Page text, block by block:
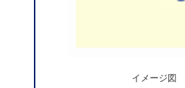
イメージ図